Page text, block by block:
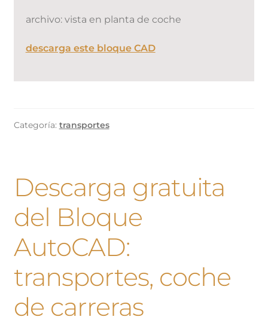
archivo: vista en planta de coche
descarga este bloque CAD
Categoría: transportes
Descarga gratuita
del Bloque
AutoCAD:
transportes, coche
de carreras